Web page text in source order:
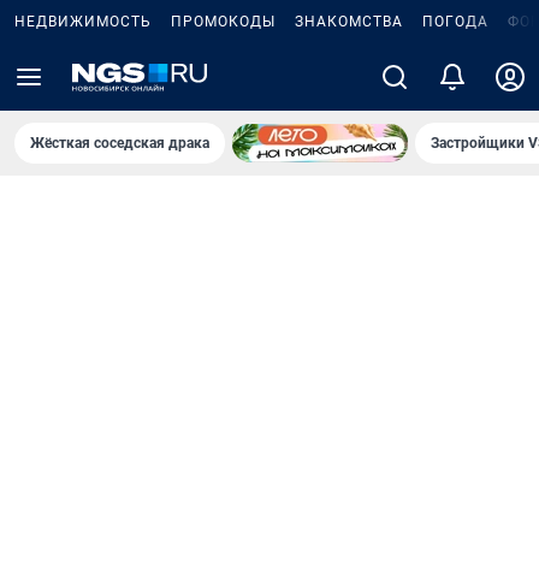
НЕДВИЖИМОСТЬ ПРОМОКОДЫ ЗНАКОМСТВА ПОГОДА
Жёсткая соседская драка Застройщики